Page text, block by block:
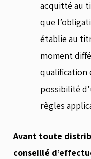
acquitté au
que
établie au
moment
qualification
possibilité
règles
Avant toute
conseillé